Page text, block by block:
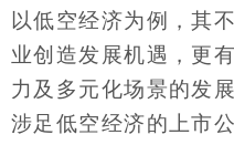
以低空经济为例，其
业创造发展机遇，更
力及多元化场景的发
涉足低空经济的上市